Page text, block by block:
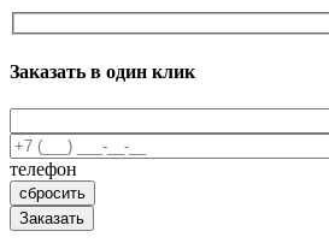
Заказать в один клик
телефон